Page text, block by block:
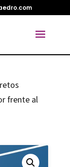
frente al